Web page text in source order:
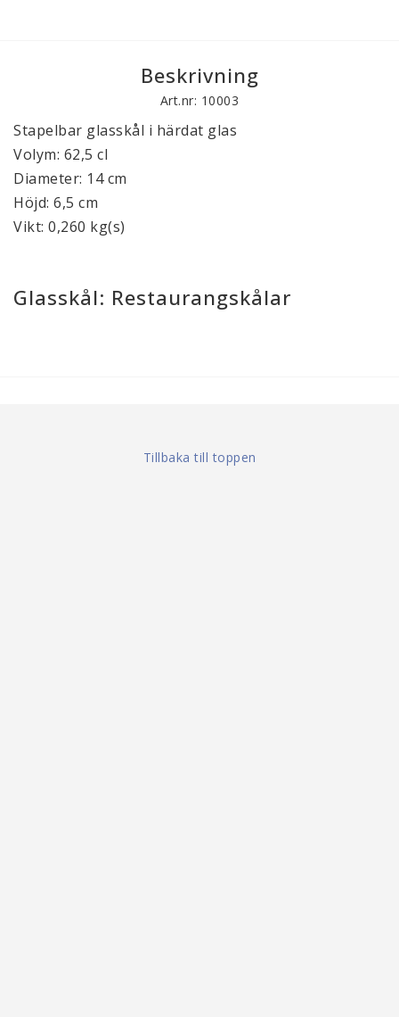
Beskrivning
Art.nr: 10003
Stapelbar glasskål i härdat glas
Volym: 62,5 cl
Diameter: 14 cm
Höjd: 6,5 cm
Vikt: 0,260 kg(s)
Glasskål: Restaurangskålar
Tillbaka till toppen